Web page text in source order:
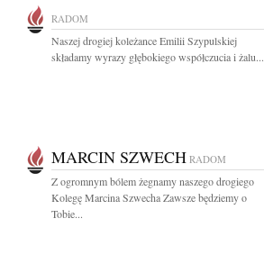
RADOM
Naszej drogiej koleżance Emilii Szypulskiej
składamy wyrazy głębokiego współczucia i żalu...
MARCIN SZWECH RADOM
Z ogromnym bólem żegnamy naszego drogiego
Kolegę Marcina Szwecha Zawsze będziemy o
Tobie...